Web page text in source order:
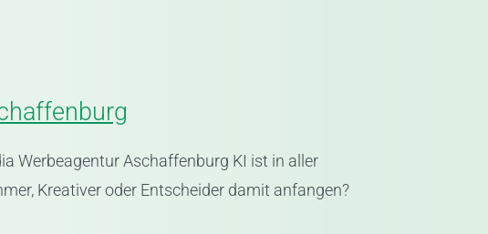
Werbeagentur Aschaffenburg KI ist in aller
Kreativer oder Entscheider damit anfangen?